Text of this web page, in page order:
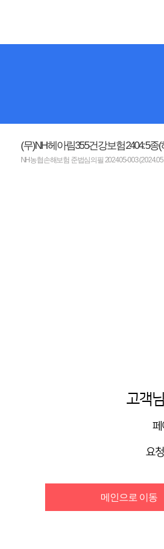
(무)NH헤아림355건강보험2404:5
NH농협손해보험 준법심의필 202405-003
고객
페
요
메인으로 이동